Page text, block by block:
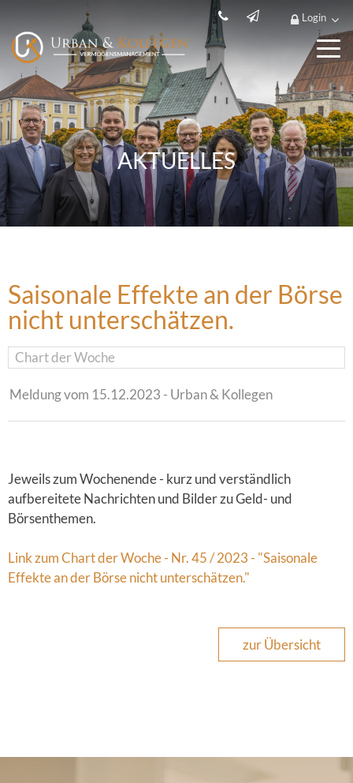
Login
AKTUELLES
Saisonale Effekte an der Börse
nicht unterschätzen.
Chart der Woche
Meldung vom 15.12.2023 - Urban & Kollegen
Jeweils zum Wochenende - kurz und verständlich
aufbereitete Nachrichten und Bilder zu Geld- und
Börsenthemen.
Link zum Chart der Woche - Nr. 45 / 2023 - "Saisonale
Effekte an der Börse nicht unterschätzen."
zur Übersicht